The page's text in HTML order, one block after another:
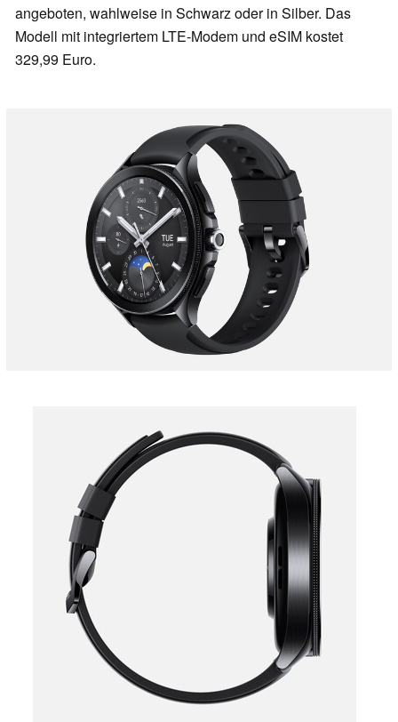
angeboten, wahlweise in Schwarz oder in Silber. Das
Modell mit integriertem LTE-Modem und eSIM kostet
329,99 Euro.